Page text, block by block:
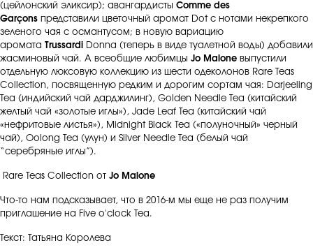
(цейлонский эликсир); авангардисты Comme des
Garçons представили цветочный аромат Dot c нотами некрепкого
зеленого чая с османтусом; в новую вариацию
аромата Trussardi Donna (теперь в виде туалетной воды) добавили
жасминовый чай. А всеобщие любимцы Jo Malone выпустили
отдельную люксовую коллекцию из шести одеколонов Rare Teas
Collection, посвященную редким и дорогим сортам чая: Darjeeling
Tea (индийский чай дарджилинг), Golden Needle Tea (китайский
желтый чай «золотые иглы»), Jade Leaf Tea (китайский чай
«нефритовые листья»), Midnight Black Tea («полуночный» черный
чай), Oolong Tea (улун) и Silver Needle Tea (белый чай
“серебряные иглы”).
Rare Teas Collection от Jo Malone
Что-то нам подсказывает, что в 2016-м мы еще не раз получим
приглашение на Five o'clock Tea.
Текст: Татьяна Королева